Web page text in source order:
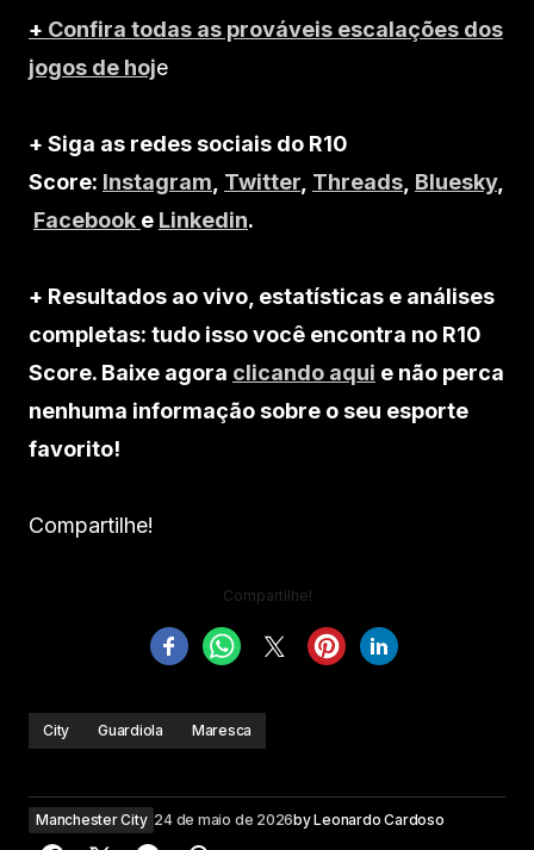
+ Confira todas as prováveis escalações dos
jogos de hoje
+ Siga as redes sociais do R10
Score: Instagram, Twitter, Threads, Bluesky,
Facebook e Linkedin.
+ Resultados ao vivo, estatísticas e análises
completas: tudo isso você encontra no R10
Score. Baixe agora clicando aqui e não perca
nenhuma informação sobre o seu esporte
favorito!
Compartilhe!
Compartilhe!
City Guardiola Maresca
Manchester City 24 de maio de 2026byLeonardo Cardoso